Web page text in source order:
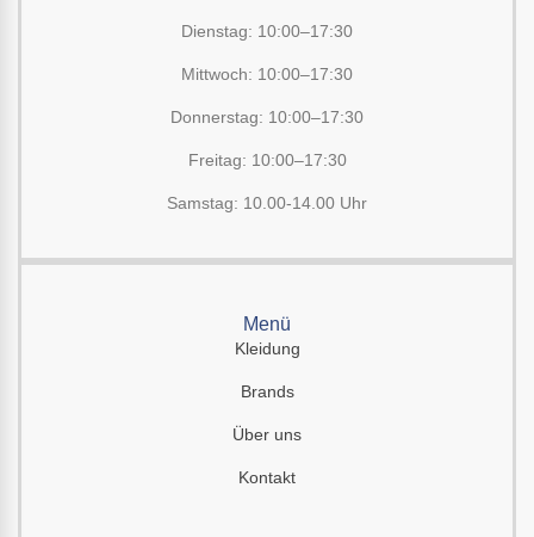
Dienstag: 10:00–17:30
Mittwoch: 10:00–17:30
Donnerstag: 10:00–17:30
Freitag: 10:00–17:30
Samstag: 10.00-14.00 Uhr
Menü
Kleidung
Brands
Über uns
Kontakt